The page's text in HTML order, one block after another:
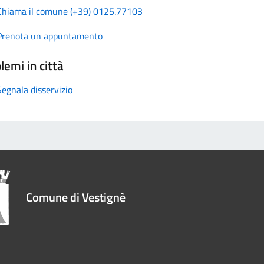
il comune (+39) 0125.77103
un appuntamento
in città
disservizio
Comune di Vestignè